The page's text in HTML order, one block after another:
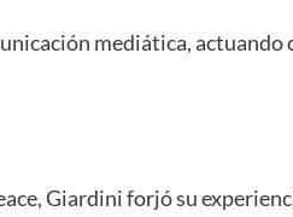
mediática,
Giardini forjó su